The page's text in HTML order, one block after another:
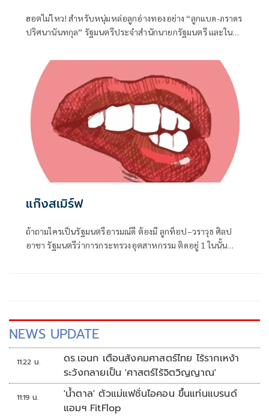
ฮอตไม่ไหว! สำหรับหนุ่มหล่อลูกอ่างทองอย่าง “ลูกแบด-ภราดร
ปริศนานันทกุล” รัฐมนตรีประจำสำนักนายกรัฐมนตรี และใน
รอบวันคล้ายวันเกิด 77 ปี ของนายประภัตร โพธสุธน
สส.สุพรรณบุรี จากค่ายเดียวกันที่จังหวัดสุพรรณบุรี เมื่อวันที่ 1
สิงหาคมที่ผ่านมา
แก๊งสเมิร์ฟ
ถ้าถามใครเป็นรัฐมนตรีอารมณ์ดี ต้องมี ลูกท็อป–วราวุธ ศิลป
อาชา รัฐมนตรีว่าการกระทรวงอุตสาหกรรม ติดอยู่ 1 ในนั้น
NEWS UPDATE
11:22 น.
ดร.เอนก เตือนสังคมศาสตร์ไทย ไร้รากเหง้า
ระวังกลายเป็น 'ศาสตร์ไร้จิตวิญญาณ'
11:19 น.
'น้ำตาล' ตัวแม่แฟชั่นไอคอน ขึ้นแท่นแบรนด์
แอมฯ FitFlop